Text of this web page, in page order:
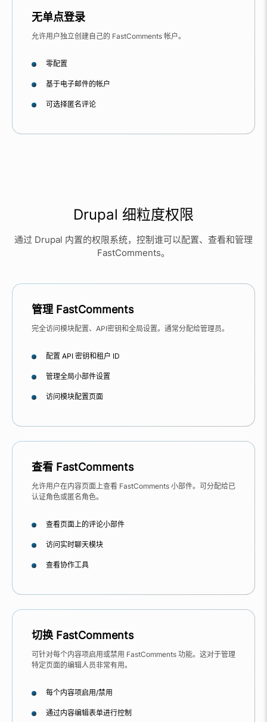
无单点登录
允许用户独立创建自己的 FastComments 帐户。
零配置
基于电子邮件的帐户
可选择匿名评论
Drupal 细粒度权限
通过 Drupal 内置的权限系统，控制谁可以配置、查看和管理
FastComments。
管理 FastComments
完全访问模块配置、API密钥和全局设置。通常分配给管理员。
配置 API 密钥和租户 ID
管理全局小部件设置
访问模块配置页面
查看 FastComments
允许用户在内容页面上查看 FastComments 小部件。可分配给已
认证角色或匿名角色。
查看页面上的评论小部件
访问实时聊天模块
查看协作工具
切换 FastComments
可针对每个内容项启用或禁用 FastComments 功能。这对于管理
特定页面的编辑人员非常有用。
每个内容项启用/禁用
通过内容编辑表单进行控制